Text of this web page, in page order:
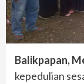
Balikpapan,
kepedulian